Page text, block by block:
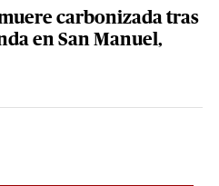
carbonizada tras
en San Manuel,